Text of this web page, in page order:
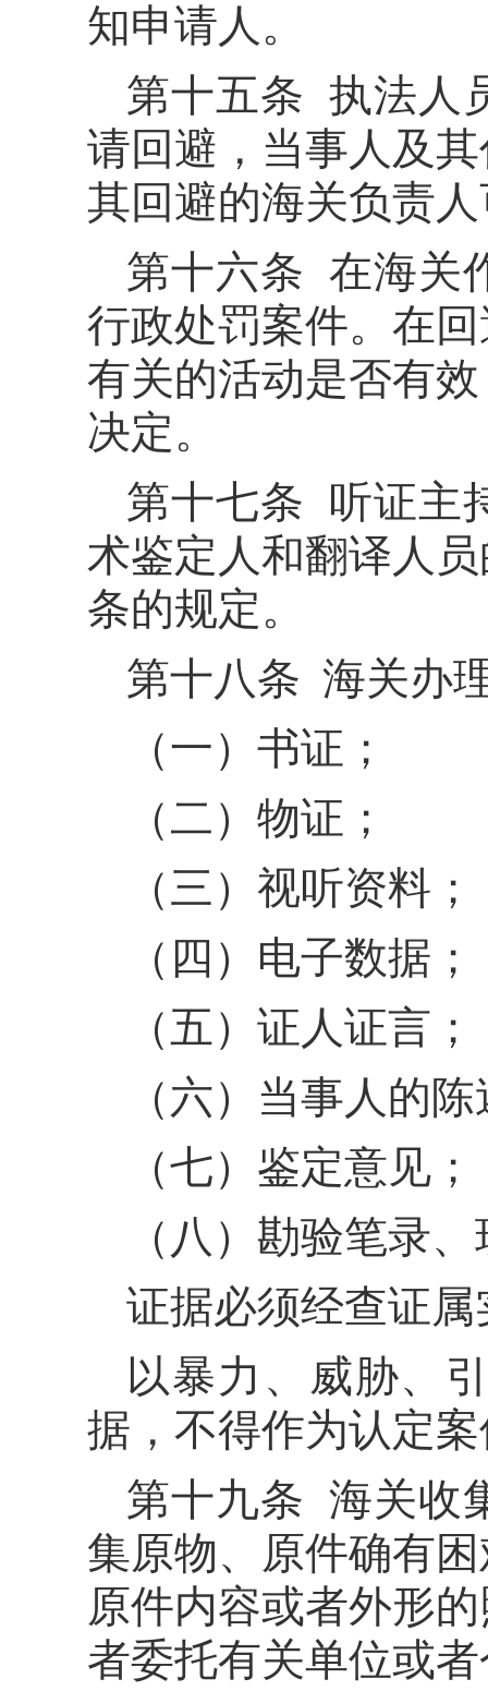
知申请人。
第十五条 执法人
请回避，当事人及
其回避的海关负责
第十六条 在海关
行政处罚案件。在
有关的活动是否有
决定。
第十七条 听证主
术鉴定人和翻译人
条的规定。
第十八条 海关办
（一）书证；
（二）物证；
（三）视听资料；
（四）电子数据；
（五）证人证言；
（六）当事人的
（七）鉴定意见；
（八）勘验笔录
证据必须经查证
以暴力、威胁、
据，不得作为认定
第十九条 海关收
集原物、原件确有
原件内容或者外形
者委托有关单位或